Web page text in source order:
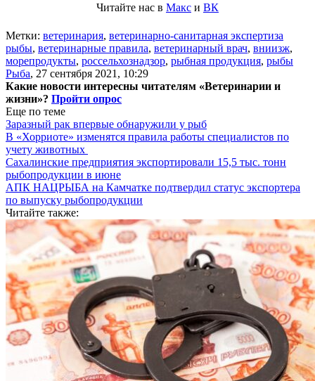
Читайте нас в Макс и ВК
Метки: ветеринария, ветеринарно-санитарная экспертиза
рыбы, ветеринарные правила, ветеринарный врач, вниизж,
морепродукты, россельхознадзор, рыбная продукция, рыбы
Рыба, 27 сентября 2021, 10:29
Какие новости интересны читателям «Ветеринарии и
жизни»? Пройти опрос
Еще по теме
Заразный рак впервые обнаружили у рыб
В «Хорриоте» изменятся правила работы специалистов по
учету животных
Сахалинские предприятия экспортировали 15,5 тыс. тонн
рыбопродукции в июне
АПК НАЦРЫБА на Камчатке подтвердил статус экспортера
по выпуску рыбопродукции
Читайте также: